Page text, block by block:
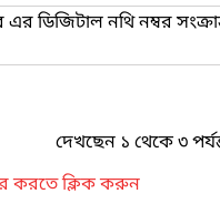
এর ডিজিটাল নথি নম্বর
দেখছেন ১ থেকে ৩
করতে ক্লিক করুন